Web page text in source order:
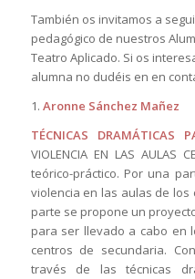
También os invitamos a
pedagógico de nuestros
Teatro Aplicado. Si os
alumna no dudéis en en
1. Aronne Sánchez Mañez
TÉCNICAS DRAMÁTICAS
VIOLENCIA EN LAS
teórico-práctico. Por una
violencia en las aulas de
parte se propone un
para ser llevado a cabo en
centros de secundaria.
través de las técnicas